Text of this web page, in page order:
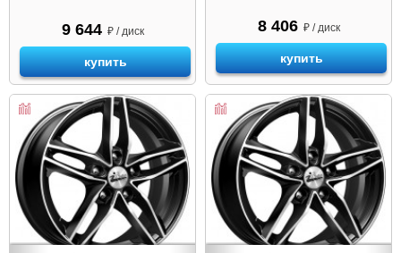
9 644 ₽ / диск
купить
8 406 ₽ / диск
купить